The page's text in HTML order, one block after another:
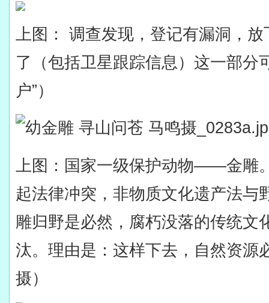
上图： 调查发现，登记有漏洞，
了（包括卫星跟踪信息）这一部分
户”）
上图：国家一级保护动物——金雕
起法律冲突，非物质文化遗产法与
雕归野是必然，腐朽没落的传统文
汰。理由是：这样下去，自然资源
摄）